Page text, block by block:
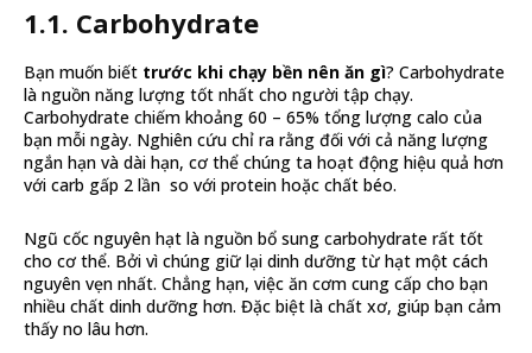
1.1. Carbohydrate
Bạn muốn biết trước khi chạy bền nên ăn gì? Carbohydrate
là nguồn năng lượng tốt nhất cho người tập chạy.
Carbohydrate chiếm khoảng 60 – 65% tổng lượng calo của
bạn mỗi ngày. Nghiên cứu chỉ ra rằng đối với cả năng lượng
ngắn hạn và dài hạn, cơ thể chúng ta hoạt động hiệu quả hơn
với carb gấp 2 lần so với protein hoặc chất béo.
Ngũ cốc nguyên hạt là nguồn bổ sung carbohydrate rất tốt
cho cơ thể. Bởi vì chúng giữ lại dinh dưỡng từ hạt một cách
nguyên vẹn nhất. Chẳng hạn, việc ăn cơm cung cấp cho bạn
nhiều chất dinh dưỡng hơn. Đặc biệt là chất xơ, giúp bạn cảm
thấy no lâu hơn.